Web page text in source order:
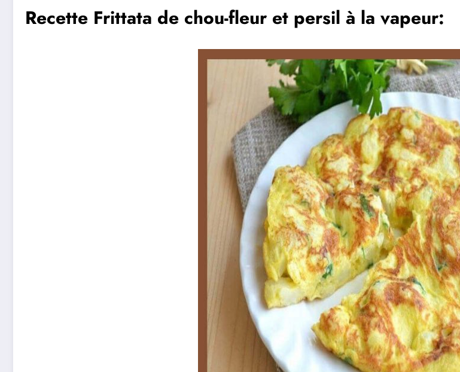
Recette Frittata de chou-fleur et persil à la vapeur: